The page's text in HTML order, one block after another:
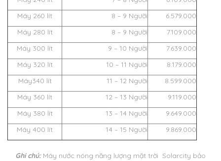
Máy 260 lít
8 – 9 Người
6.579.000
Máy 280 lít
8 – 9 Người
7.109.000
Máy 300 lít
9 – 10 Người
7.639.000
Máy 320 lít
10 – 11 Người
8.179.000
Máy340 lít
11 – 12 Người
8.599.000
Máy 360 lít
12 – 13 Người
9.119.000
Máy 380 lít
13 – 14 Người
9.649.000
Máy 400 lít
14 – 15 Người 9.869.000
Ghi chú:Máy nước nóng năng lượng mặt trời Solarcity bảo